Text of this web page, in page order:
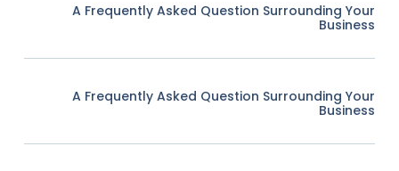
A Frequently Asked Question Surrounding Your
Business
A Frequently Asked Question Surrounding Your
Business